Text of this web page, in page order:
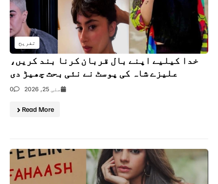
تفریح
خدا کیلیے اپنے بال قربان کرنا بند کریں،
علیزے شاہ کی پوسٹ نے نئی بحث چھیڑ دی
مئی 25, 2026 0
Read More